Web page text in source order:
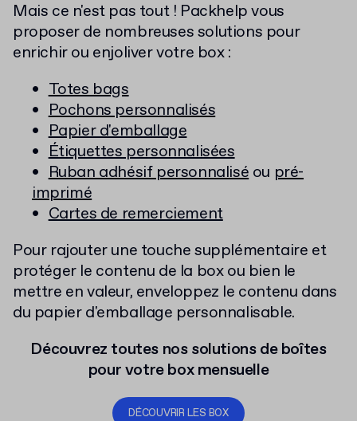
Mais ce n'est pas tout ! Packhelp vous
proposer de nombreuses solutions pour
enrichir ou enjoliver votre box :
Totes bags
Pochons personnalisés
Papier d'emballage
Étiquettes personnalisées
Ruban adhésif personnaliséou pré-
imprimé
Cartes de remerciement
Pour rajouter une touche supplémentaire et
protéger le contenu de la box ou bien le
mettre en valeur, enveloppez le contenu dans
du papier d'emballage personnalisable.
Découvrez toutes nos solutions de boîtes
pour votre box mensuelle
DÉCOUVRIR LES BOX